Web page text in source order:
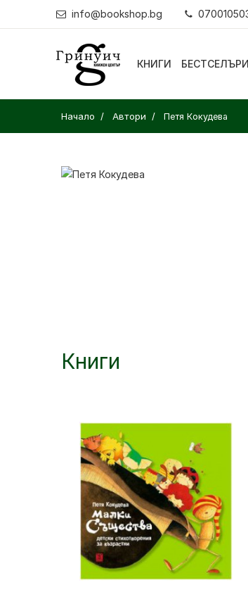
info@bookshop.bg
КНИГИ БЕСТСЕЛЪРИ
Начало Автори Петя Кокудева
Книги